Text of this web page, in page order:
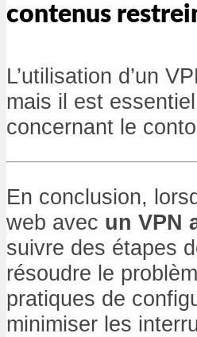
contenus
L’utilisation d’un
mais il est
concernant le
En conclusion,
web avec un VPN
suivre des étapes
résoudre le
pratiques de
minimiser les